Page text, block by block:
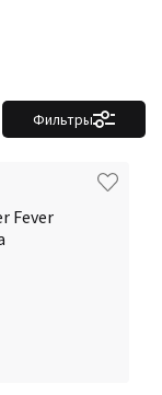
Фильтры